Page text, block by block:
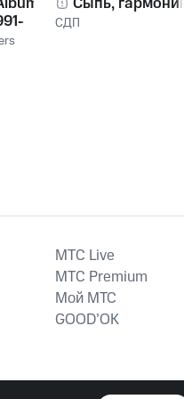
СДП
MTС Live
MTС Premium
Мой МТС
GOOD’OK